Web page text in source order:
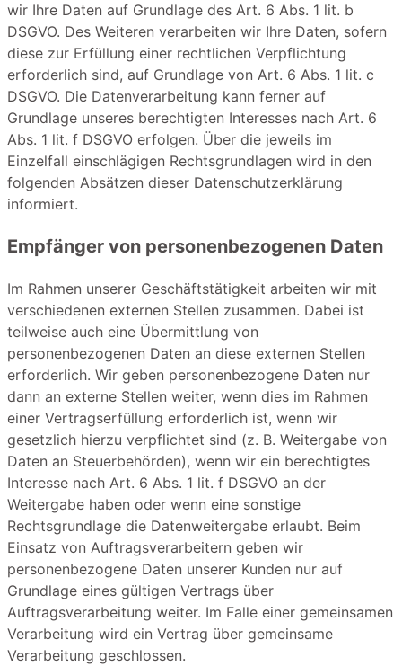
wir Ihre Daten auf Grundlage des Art. 6 Abs. 1 lit. b
DSGVO. Des Weiteren verarbeiten wir Ihre Daten, sofern
diese zur Erfüllung einer rechtlichen Verpflichtung
erforderlich sind, auf Grundlage von Art. 6 Abs. 1 lit. c
DSGVO. Die Datenverarbeitung kann ferner auf
Grundlage unseres berechtigten Interesses nach Art. 6
Abs. 1 lit. f DSGVO erfolgen. Über die jeweils im
Einzelfall einschlägigen Rechtsgrundlagen wird in den
folgenden Absätzen dieser Datenschutzerklärung
informiert.
Empfänger von personenbezogenen Daten
Im Rahmen unserer Geschäftstätigkeit arbeiten wir mit
verschiedenen externen Stellen zusammen. Dabei ist
teilweise auch eine Übermittlung von
personenbezogenen Daten an diese externen Stellen
erforderlich. Wir geben personenbezogene Daten nur
dann an externe Stellen weiter, wenn dies im Rahmen
einer Vertragserfüllung erforderlich ist, wenn wir
gesetzlich hierzu verpflichtet sind (z. B. Weitergabe von
Daten an Steuerbehörden), wenn wir ein berechtigtes
Interesse nach Art. 6 Abs. 1 lit. f DSGVO an der
Weitergabe haben oder wenn eine sonstige
Rechtsgrundlage die Datenweitergabe erlaubt. Beim
Einsatz von Auftragsverarbeitern geben wir
personenbezogene Daten unserer Kunden nur auf
Grundlage eines gültigen Vertrags über
Auftragsverarbeitung weiter. Im Falle einer gemeinsamen
Verarbeitung wird ein Vertrag über gemeinsame
Verarbeitung geschlossen.